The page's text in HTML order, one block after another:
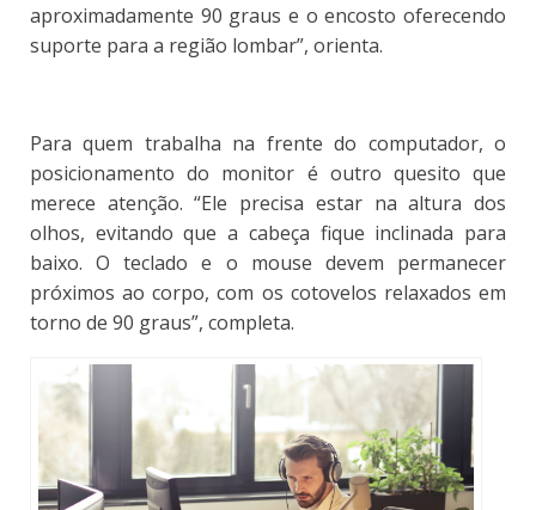
aproximadamente 90 graus e o encosto oferecendo
suporte para a região lombar”, orienta.
Para quem trabalha na frente do computador, o
posicionamento do monitor é outro quesito que
merece atenção. “Ele precisa estar na altura dos
olhos, evitando que a cabeça fique inclinada para
baixo. O teclado e o mouse devem permanecer
próximos ao corpo, com os cotovelos relaxados em
torno de 90 graus”, completa.